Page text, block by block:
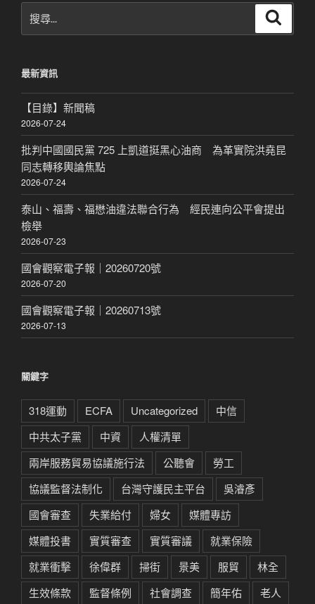
尋
字:
最新資訊
【目錄】新聞稿
2026-07-24
批判中國國民黨 725 上凱道挺黑心油商 為革實院洪堯昆
同志轉移輿論焦點
2026-07-24
泰山、福壽、福懋油違法聯合行為 經民連向公平會提出
檢舉
2026-07-23
國會觀察電子報｜20260720號
2026-07-20
國會觀察電子報｜20260713號
2026-07-13
關鍵字
318運動 ECFA Uncategorized
中信
中共太子黨
中資
人權清單
兩岸服務貿易協議施行法
公聽會
勞工
協議監督法制化
台灣守護民主平台
吳濬彥
國會審查
失業給付 婦女
媒體專訪
媒體投書
實質審查 實質審議
就業保險
就業衝擊
徐偉群 掃街 景美 服貿
林全
生效條款
監督條例 社會調查 簡年佑 老人